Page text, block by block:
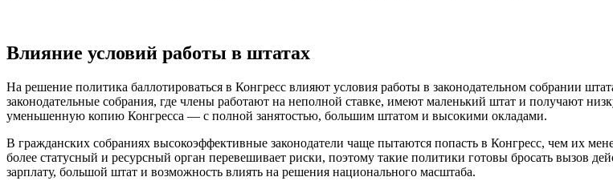
Влияние условий работы в штатах
На решение политика баллотироваться в Конгресс влияют условия работы в законодательном собрании
законодательные собрания, где члены работают на неполной ставке, имеют маленький штат и получают
уменьшенную копию Конгресса — с полной занятостью, большим штатом и высокими окладами.
В гражданских собраниях высокоэффективные законодатели чаще пытаются попасть в Конгресс, чем их
более статусный и ресурсный орган перевешивает риски, поэтому такие политики готовы бросать
зарплату, большой штат и возможность влиять на решения национального масштаба.